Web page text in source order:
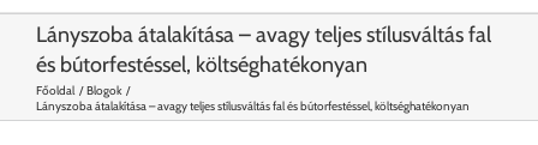
Lányszoba átalakítása – avagy teljes stílusváltás fal
és bútorfestéssel, költséghatékonyan
Főoldal
Blogok
Lányszoba átalakítása – avagy teljes stílusváltás fal és bútorfestéssel, költséghatékonyan